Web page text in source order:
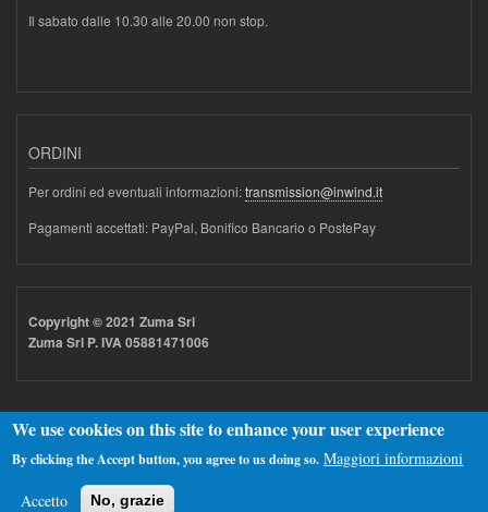
Il sabato dalle 10.30 alle 20.00 non stop.
ORDINI
Per ordini ed eventuali informazioni:transmission@inwind.it
Pagamenti accettati: PayPal, Bonifico Bancario o PostePay
Copyright © 2021 Zuma Srl
Zuma Srl P. IVA 05881471006
We use cookies on this site to enhance your user experience
By clicking the Accept button, you agree to us doing so. Maggiori informazioni
Accetto No, grazie